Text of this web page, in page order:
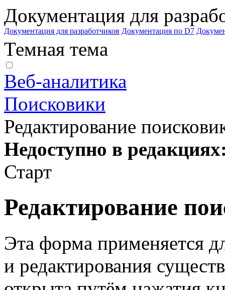
Документация для
Документация для разработчиков Документация по D7
Темная тема
Веб-аналитика
Поисковики
Редактирование
Недоступно в
Старт
Редактирование
Эта форма применяется
и редактирования